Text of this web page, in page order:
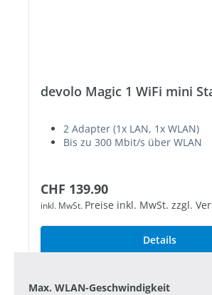
devolo Magic 1 WiFi mini
2 Adapter (1x LAN, 1x WLAN)
Bis zu 300 Mbit/s über WLAN
Regulärer Preis:
CHF 139.90
inkl. MwSt. Preise inkl. MwSt. zzgl.
Details
Max. WLAN-Geschwindigkeit